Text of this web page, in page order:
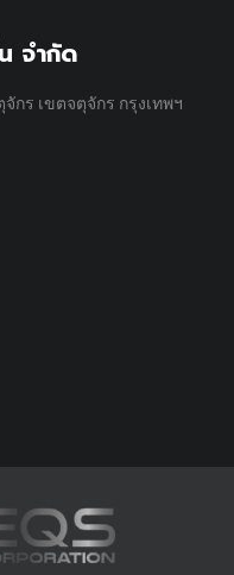
จำกัด
กร เขตจตุจักร กรุงเทพฯ